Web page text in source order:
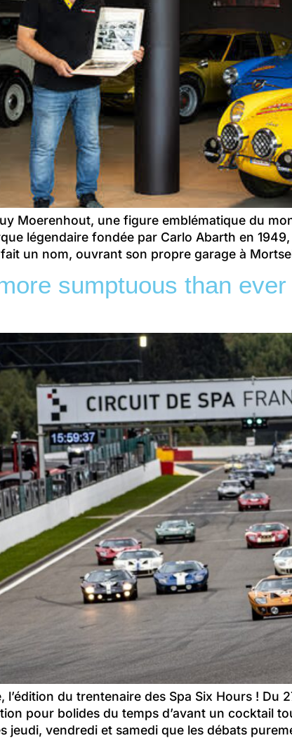
Moerenhout, une figure emblématique du
légendaire fondée par Carlo Abarth en
fait un nom, ouvrant son propre garage à
sumptuous than
l’édition du trentenaire des Spa Six Hours !
pour bolides du temps d’avant un cocktail
jeudi, vendredi et samedi que les débats